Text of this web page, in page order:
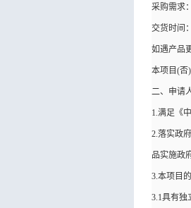
采购需求
交货时间
如遇产品
本项目(否
二、申请
1.满足《
2.落实政
品实施政
3.本项目
3.1具有独